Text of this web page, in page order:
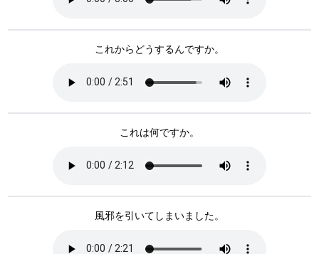
これからどうするんですか。
これは何ですか。
風邪を引いてしまいました。